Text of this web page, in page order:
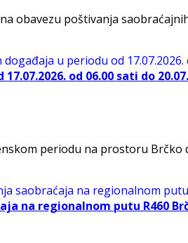
obavezu poštivanja
od 06.00 sati do
periodu na prostoru Brčko
na regionalnom putu R460